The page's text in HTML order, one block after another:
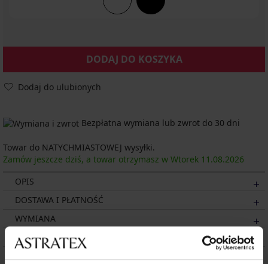
DODAJ DO KOSZYKA
Dodaj do ulubionych
Bezpłatna wymiana lub zwrot do 30 dni
Towar do NATYCHMIASTOWEJ wysyłki.
Zamów jeszcze dziś, a towar otrzymasz w Wtorek 11.08.2026
OPIS
DOSTAWA I PŁATNOŚĆ
WYMIANA
CZYSZCZENIE I PRANIE